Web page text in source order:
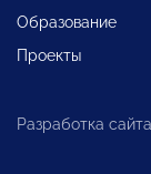
Образование
Проекты
Разработка